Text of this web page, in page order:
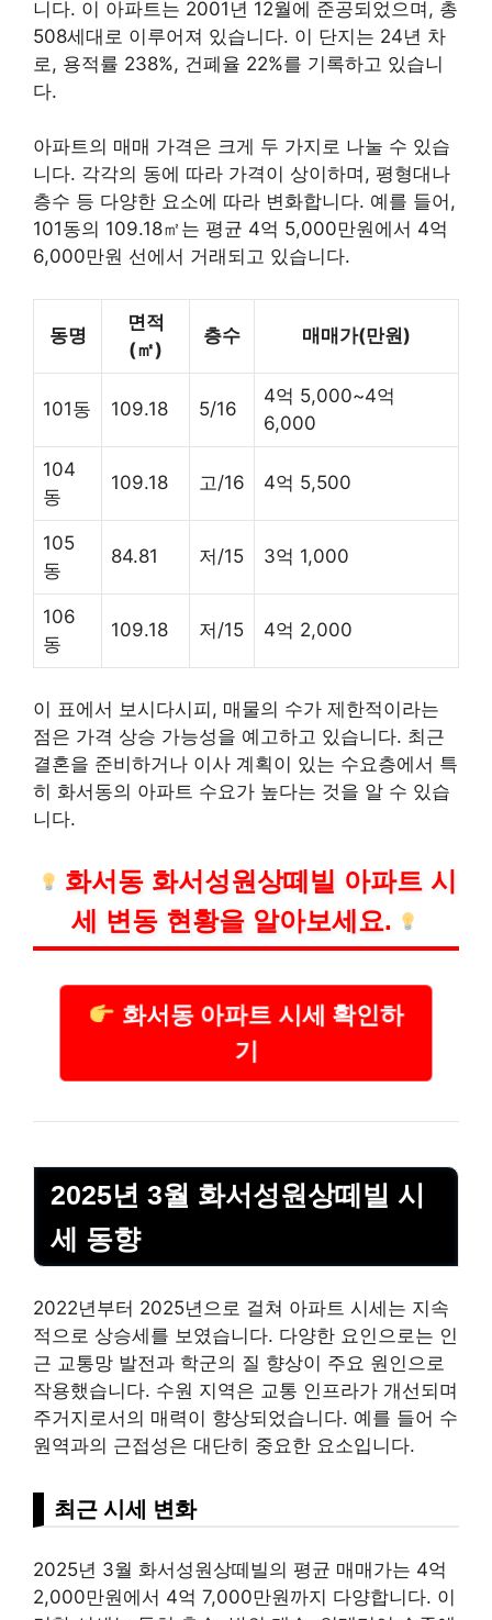
니다. 이 아파트는 2001년 12월에 준공되었으며, 총
508세대로 이루어져 있습니다. 이 단지는 24년 차
로, 용적률 238%, 건폐율 22%를 기록하고 있습니
다.
아파트의 매매 가격은 크게 두 가지로 나눌 수 있습
니다. 각각의 동에 따라 가격이 상이하며, 평형대나
층수 등 다양한 요소에 따라 변화합니다. 예를 들어,
101동의 109.18㎡는 평균 4억 5,000만원에서 4억
6,000만원 선에서 거래되고 있습니다.
동명
면적
(㎡)
층수 매매가(만원)
101동 109.18 5/16
4억 5,000~4억
6,000
104
동
109.18 고/16 4억 5,500
105
동
84.81 저/15 3억 1,000
106
동
109.18 저/15 4억 2,000
이 표에서 보시다시피, 매물의 수가 제한적이라는
점은 가격 상승 가능성을 예고하고 있습니다. 최근
결혼을 준비하거나 이사 계획이 있는 수요층에서 특
히 화서동의 아파트 수요가 높다는 것을 알 수 있습
니다.
화서동 화서성원상떼빌 아파트 시
세 변동 현황을 알아보세요.
화서동 아파트 시세 확인하
기
2025년 3월 화서성원상떼빌 시
세 동향
2022년부터 2025년으로 걸쳐 아파트 시세는 지속
적으로 상승세를 보였습니다. 다양한 요인으로는 인
근 교통망 발전과 학군의 질 향상이 주요 원인으로
작용했습니다. 수원 지역은 교통 인프라가 개선되며
주거지로서의 매력이 향상되었습니다. 예를 들어 수
원역과의 근접성은 대단히 중요한 요소입니다.
최근 시세 변화
2025년 3월 화서성원상떼빌의 평균 매매가는 4억
2,000만원에서 4억 7,000만원까지 다양합니다. 이